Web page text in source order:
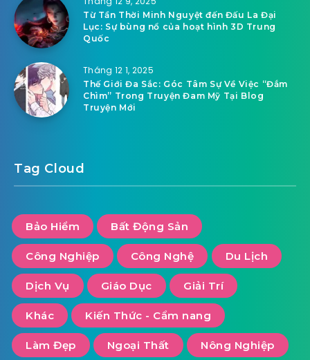
Từ Tần Thời Minh Nguyệt đến Đấu La Đại
Lục: Sự bùng nổ của hoạt hình 3D Trung
Quốc
Tháng 12 1, 2025
Thế Giới Đa Sắc: Góc Tâm Sự Về Việc “Đắm
Chìm” Trong Truyện Đam Mỹ Tại Blog
Truyện Mới
Tag Cloud
Bảo Hiểm Bất Động Sản
Công Nghiệp Công Nghệ Du Lịch
Dịch Vụ Giáo Dục Giải Trí
Khác Kiến Thức - Cẩm nang
Làm Đẹp Ngoại Thất Nông Nghiệp